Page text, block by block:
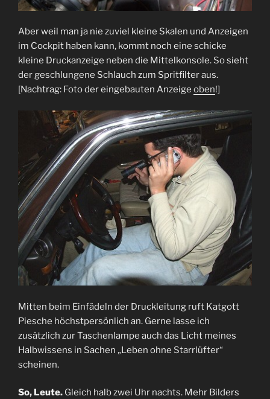
Aber weil man ja nie zuviel kleine Skalen und Anzeigen
im Cockpit haben kann, kommt noch eine schicke
kleine Druckanzeige neben die Mittelkonsole. So sieht
der geschlungene Schlauch zum Spritfilter aus.
[Nachtrag: Foto der eingebauten Anzeige oben!]
Mitten beim Einfädeln der Druckleitung ruft Katgott
Piesche höchstpersönlich an. Gerne lasse ich
zusätzlich zur Taschenlampe auch das Licht meines
Halbwissens in Sachen „Leben ohne Starrlüfter“
scheinen.
So, Leute. Gleich halb zwei Uhr nachts. Mehr Bilders